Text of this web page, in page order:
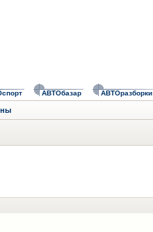
АВТОбазар АВТОразборки